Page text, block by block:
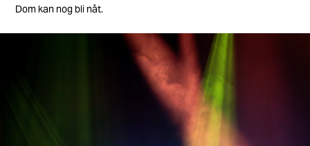
Dom kan nog bli nåt.